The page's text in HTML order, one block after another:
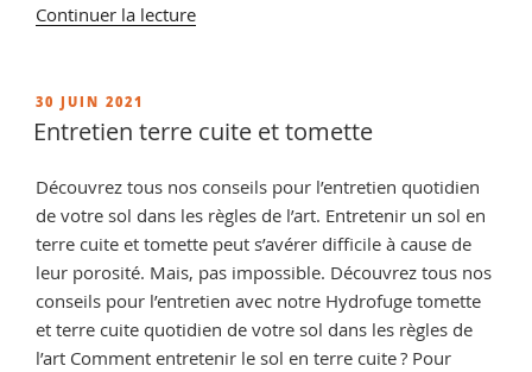
Continuer la lecturede
la
cuite
? »
PUBLIÉ
LE
30 JUIN 2021
Entretien terre cuite et tomette
Découvrez tous nos conseils pour l’entretien quotidien
de votre sol dans les règles de l’art. Entretenir un sol en
terre cuite et tomette peut s’avérer difficile à cause de
leur porosité. Mais, pas impossible. Découvrez tous nos
conseils pour l’entretien avec notre Hydrofuge tomette
et terre cuite quotidien de votre sol dans les règles de
l’art Comment entretenir le sol en terre cuite ? Pour